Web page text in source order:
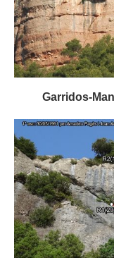
Garridos-